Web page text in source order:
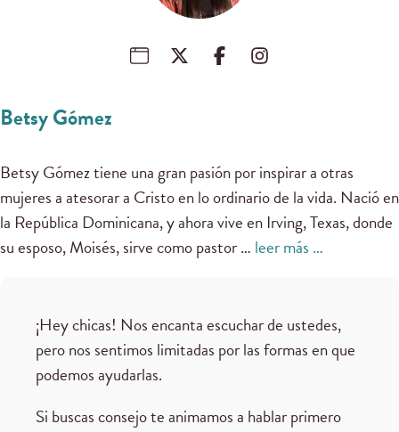
Betsy Gómez
Betsy Gómez tiene una gran pasión por inspirar a otras
mujeres a atesorar a Cristo en lo ordinario de la vida. Nació en
la República Dominicana, y ahora vive en Irving, Texas, donde
su esposo, Moisés, sirve como pastor … leer más …
¡Hey chicas! Nos encanta escuchar de ustedes,
pero nos sentimos limitadas por las formas en que
podemos ayudarlas.
Si buscas consejo te animamos a hablar primero